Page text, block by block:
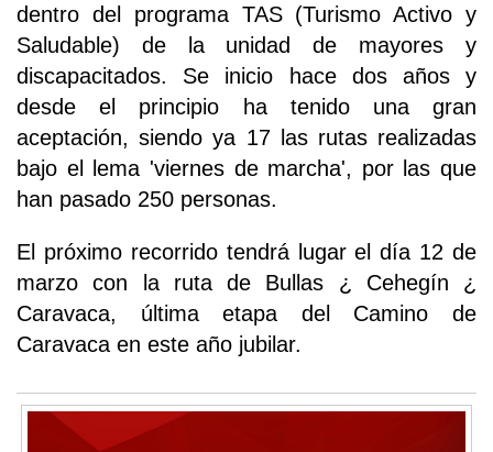
dentro del programa TAS (Turismo Activo y
Saludable) de la unidad de mayores y
discapacitados. Se inicio hace dos años y
desde el principio ha tenido una gran
aceptación, siendo ya 17 las rutas realizadas
bajo el lema 'viernes de marcha', por las que
han pasado 250 personas.
El próximo recorrido tendrá lugar el día 12 de
marzo con la ruta de Bullas ¿ Cehegín ¿
Caravaca, última etapa del Camino de
Caravaca en este año jubilar.